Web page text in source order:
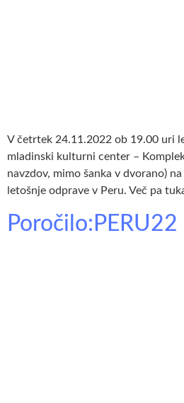
V četrtek 24.11.2022 ob 19.00 uri
mladinski kulturni center –
navzdov, mimo šanka v dvorano)
letošnje odprave v Peru. Več pa
Poročilo:PERU22